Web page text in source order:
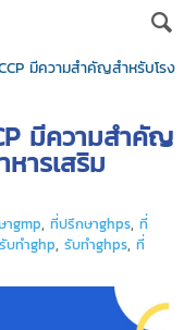
มีความสำคัญสำหรับโรง
มีความสำคัญ
ารเสริม
าgmp, ที่ปรึกษาghps, ที่
รับทำghp, รับทำghps, ที่